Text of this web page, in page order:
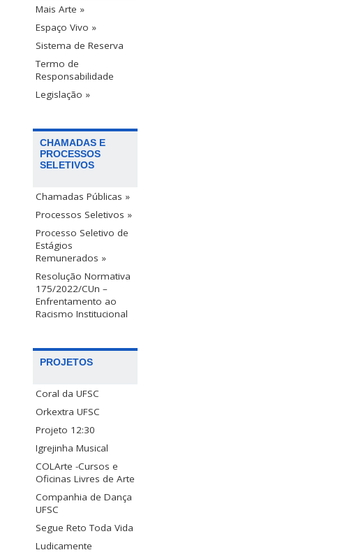
Mais Arte »
Espaço Vivo »
Sistema de Reserva
Termo de
Responsabilidade
Legislação »
CHAMADAS E
PROCESSOS
SELETIVOS
Chamadas Públicas »
Processos Seletivos »
Processo Seletivo de
Estágios
Remunerados »
Resolução Normativa
175/2022/CUn –
Enfrentamento ao
Racismo Institucional
PROJETOS
Coral da UFSC
Orkextra UFSC
Projeto 12:30
Igrejinha Musical
COLArte -Cursos e
Oficinas Livres de Arte
Companhia de Dança
UFSC
Segue Reto Toda Vida
Ludicamente